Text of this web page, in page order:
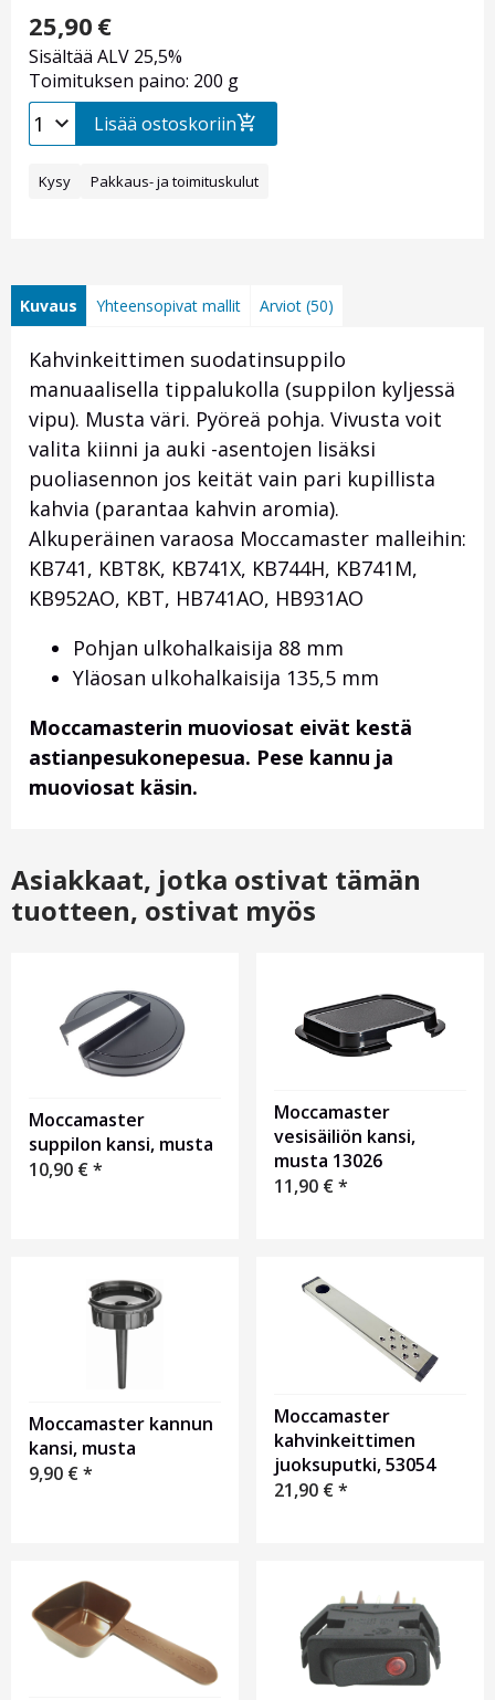
25,90 €
Sisältää ALV 25,5%
Toimituksen paino: 200 g
Lisää ostoskoriin
Kysy Pakkaus- ja toimituskulut
Kuvaus Yhteensopivat mallit Arviot (50)
Kahvinkeittimen suodatinsuppilo
manuaalisella tippalukolla (suppilon kyljessä
vipu). Musta väri. Pyöreä pohja. Vivusta voit
valita kiinni ja auki -asentojen lisäksi
puoliasennon jos keität vain pari kupillista
kahvia (parantaa kahvin aromia).
Alkuperäinen varaosa Moccamaster malleihin:
KB741, KBT8K, KB741X, KB744H, KB741M,
KB952AO, KBT, HB741AO, HB931AO
Pohjan ulkohalkaisija 88 mm
Yläosan ulkohalkaisija 135,5 mm
Moccamasterin muoviosat eivät kestä
astianpesukonepesua. Pese kannu ja
muoviosat käsin.
Asiakkaat, jotka ostivat tämän
tuotteen, ostivat myös
Moccamaster
suppilon kansi, musta
10,90 €*
Moccamaster
vesisäiliön kansi,
musta 13026
11,90 €*
Moccamaster kannun
kansi, musta
9,90 €*
Moccamaster
kahvinkeittimen
juoksuputki, 53054
21,90 €*